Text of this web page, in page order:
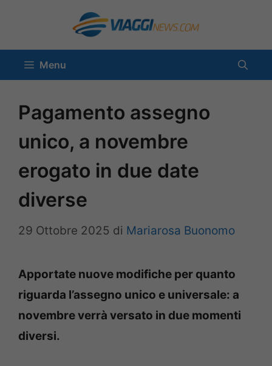
contenuto
Menu
Pagamento assegno
unico, a novembre
erogato in due date
diverse
29 Ottobre 2025 di Mariarosa Buonomo
Apportate nuove modifiche per quanto
riguarda l’assegno unico e universale: a
novembre verrà versato in due momenti
diversi.